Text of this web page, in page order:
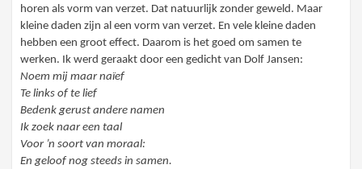
horen als vorm van verzet. Dat natuurlijk zonder geweld. Maar
kleine daden zijn al een vorm van verzet. En vele kleine daden
hebben een groot effect. Daarom is het goed om samen te
werken. Ik werd geraakt door een gedicht van Dolf Jansen:
Noem mij maar naïef
Te links of te lief
Bedenk gerust andere namen
Ik zoek naar een taal
Voor ’n soort van moraal:
En geloof nog steeds in samen.